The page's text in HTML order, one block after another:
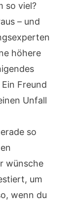
so viel?
– und
höhere
Freund
Unfall
so
wünsche
um
wenn du